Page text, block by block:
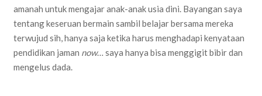
amanah untuk mengajar anak-anak usia dini. Bayangan saya
tentang keseruan bermain sambil belajar bersama mereka
terwujud sih, hanya saja ketika harus menghadapi kenyataan
pendidikan jaman now… saya hanya bisa menggigit bibir dan
mengelus dada.